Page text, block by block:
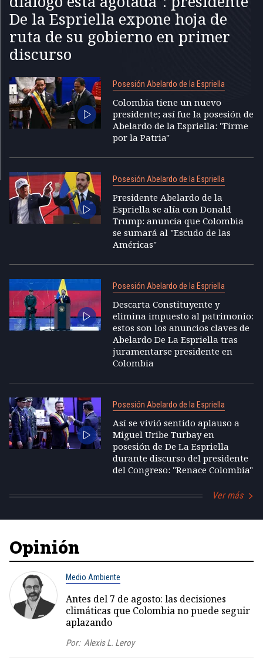
De la Espriella expone hoja de
ruta de su gobierno en primer
discurso
Posesión Abelardo de la Espriella
Colombia tiene un nuevo
presidente; así fue la posesión de
Abelardo de la Espriella: "Firme
por la Patria"
Posesión Abelardo de la Espriella
Presidente Abelardo de la
Espriella se alía con Donald
Trump: anuncia que Colombia
se sumará al "Escudo de las
Américas"
Posesión Abelardo de la Espriella
Descarta Constituyente y
elimina impuesto al patrimonio:
estos son los anuncios claves de
Abelardo De La Espriella tras
juramentarse presidente en
Colombia
Posesión Abelardo de la Espriella
Así se vivió sentido aplauso a
Miguel Uribe Turbay en
posesión de De La Espriella
durante discurso del presidente
del Congreso: "Renace Colombia"
Ver más
Opinión
Medio Ambiente
Antes del 7 de agosto: las decisiones
climáticas que Colombia no puede seguir
aplazando
Por: Alexis L. Leroy